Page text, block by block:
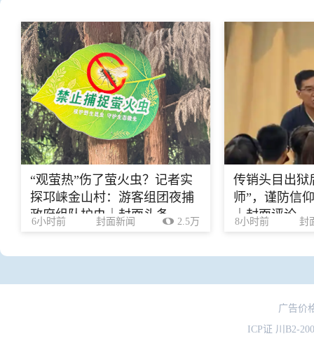
“观萤热”伤了萤火虫？记者实
探邛崃金山村：游客组团夜捕
政府组队护虫｜封面头条
6小时前 封面新闻 2.5万
传销头目出狱
师”，谨防信
｜封面评论
8小时前 封
广告价
ICP证 川B2-